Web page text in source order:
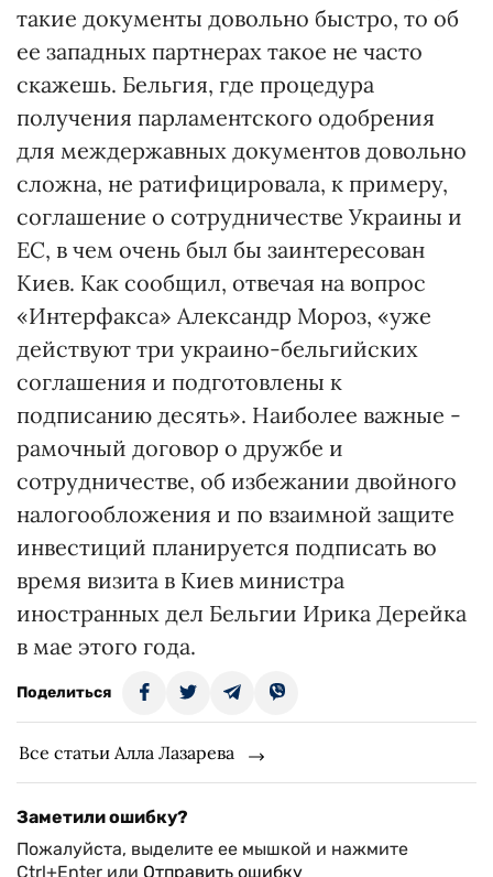
такие документы довольно быстро, то об
ее западных партнерах такое не часто
скажешь. Бельгия, где процедура
получения парламентского одобрения
для междержавных документов довольно
сложна, не ратифицировала, к примеру,
соглашение о сотрудничестве Украины и
ЕС, в чем очень был бы заинтересован
Киев. Как сообщил, отвечая на вопрос
«Интерфакса» Александр Мороз, «уже
действуют три украино-бельгийских
соглашения и подготовлены к
подписанию десять». Наиболее важные -
рамочный договор о дружбе и
сотрудничестве, об избежании двойного
налогообложения и по взаимной защите
инвестиций планируется подписать во
время визита в Киев министра
иностранных дел Бельгии Ирика Дерейка
в мае этого года.
Поделиться
Все статьи Алла Лазарева
Заметили ошибку?
Пожалуйста, выделите ее мышкой и нажмите
Ctrl+Enter или Отправить ошибку